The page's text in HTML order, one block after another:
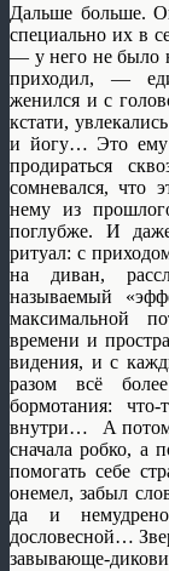
Дальше больше.
специально их в
— у него не было
приходил, —
женился и с
кстати,
и йогу… Это ему
продираться
сомневался, что
нему из
поглубже. И
ритуал: с
на диван,
называемый
максимальной
времени и
видения, и с
разом всё
бормотания:
внутри… А потом
сначала робко, а
помогать себе
онемел, забыл
да и
дословесной…
завывающе-